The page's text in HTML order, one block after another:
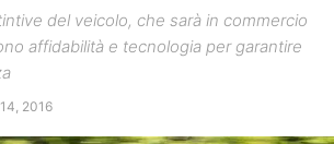
del veicolo, che sarà in commercio
affidabilità e tecnologia per garantire
2016